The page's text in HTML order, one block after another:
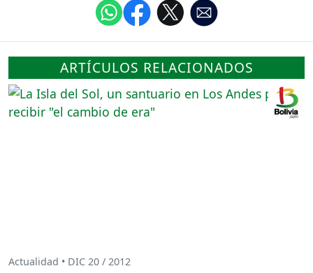
ARTÍCULOS RELACIONADOS
Actualidad • DIC 20 / 2012